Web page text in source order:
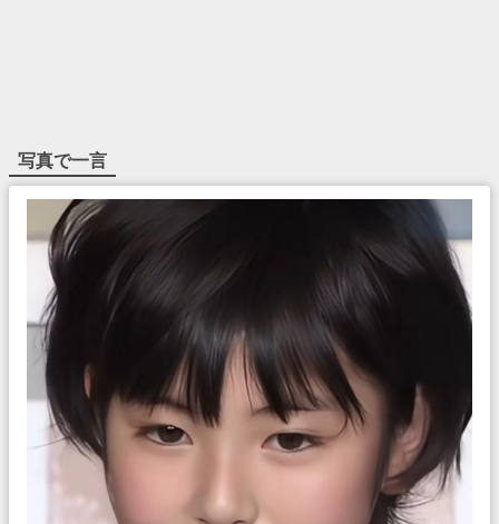
写真で一言